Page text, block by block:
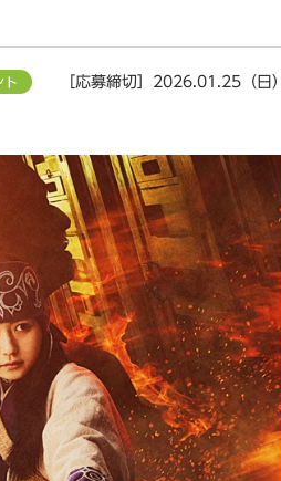
ト ［応募締切］2026.01.25（日）